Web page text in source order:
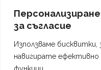
за съгласие
Използваме бисквитки,
навигирате ефективно
функции.